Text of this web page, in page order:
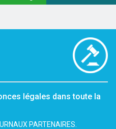
légales dans toute la
PARTENAIRES.